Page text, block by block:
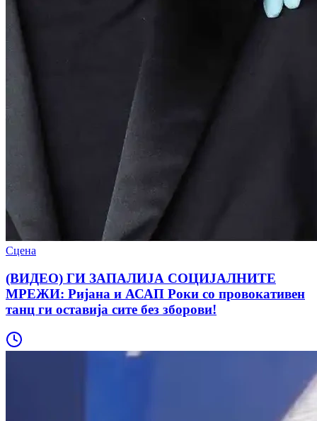
Сцена
(ВИДЕО) ГИ ЗАПАЛИЈА СОЦИЈАЛНИТЕ
МРЕЖИ: Ријана и АСАП Роки со провокативен
танц ги оставија сите без зборови!